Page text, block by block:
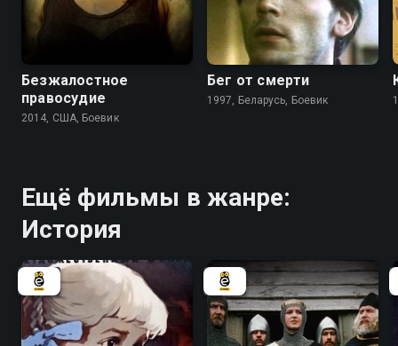
3.9
Безжалостное
правосудие
2014, США, Боевик
5.5
Бег от смерти
1997, Беларусь, Боевик
Ещё фильмы в жанре:
История